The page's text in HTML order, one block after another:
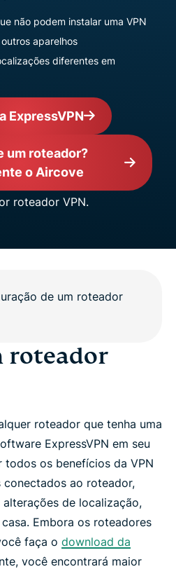
não podem instalar uma VPN
aparelhos
diferentes em
ExpressVPN
um roteador?
o Aircove
roteador
roteador que tenha uma
ExpressVPN em seu
os benefícios da VPN
ao roteador,
de localização,
Embora os roteadores
faça o download da
você encontrará maior